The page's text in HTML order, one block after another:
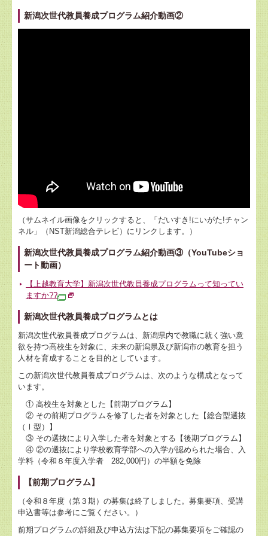
新潟次世代教員養成プログラム紹介動画②
（サムネイル画像をクリックすると、「だいすき!にいがた!チャン
ネル」（NST新潟総合テレビ）にリンクします。）
新潟次世代教員養成プログラム紹介動画③（YouTubeショ
ート動画）
【上越教育大学】新潟次世代教員養成プログラムって知ってい
ますか??
新潟次世代教員養成プログラムとは
新潟次世代教員養成プログラムは、新潟県内で教職に就く強い意
欲を持つ高校生を対象に、未来の新潟県及び新潟市の教育を担う
人材を育成することを目的としています。
この新潟次世代教員養成プログラムは、次のような構成となって
います。
① 高校生を対象とした【前期プログラム】
② その前期プログラムを修了した者を対象とした【総合型選抜
（Ⅰ型）】
③ その選抜により入学した者を対象とする【後期プログラム】
④ ②の選抜により学校教育学部への入学が認められた場合、入
学料（令和８年度入学者 282,000円）の半額を免除
【前期プログラム】
（令和８年度（第３期）の募集は終了しました。募集要項、受講
申込書等は参考にご覧ください。）
前期プログラムの詳細及び申込方法は下記の募集要項をご確認の